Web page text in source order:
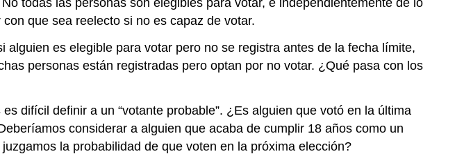
todas las personas son elegibles para votar, e independientemente de lo
que sea reelecto si no es capaz de votar.
es elegible para votar pero no se registra antes de la fecha límite,
personas están registradas pero optan por no votar. ¿Qué pasa con los
difícil definir a un “votante probable”. ¿Es alguien que votó en la última
considerar a alguien que acaba de cumplir 18 años como un
la probabilidad de que voten en la próxima elección?